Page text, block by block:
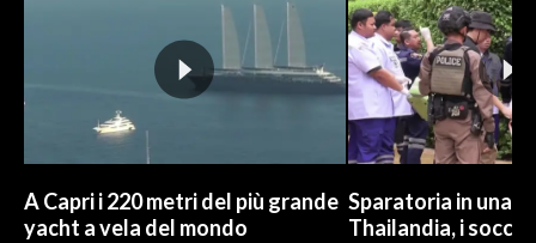
A Capri i 220 metri del più grande
yacht a vela del mondo
Sparatoria in una
Thailandia, i